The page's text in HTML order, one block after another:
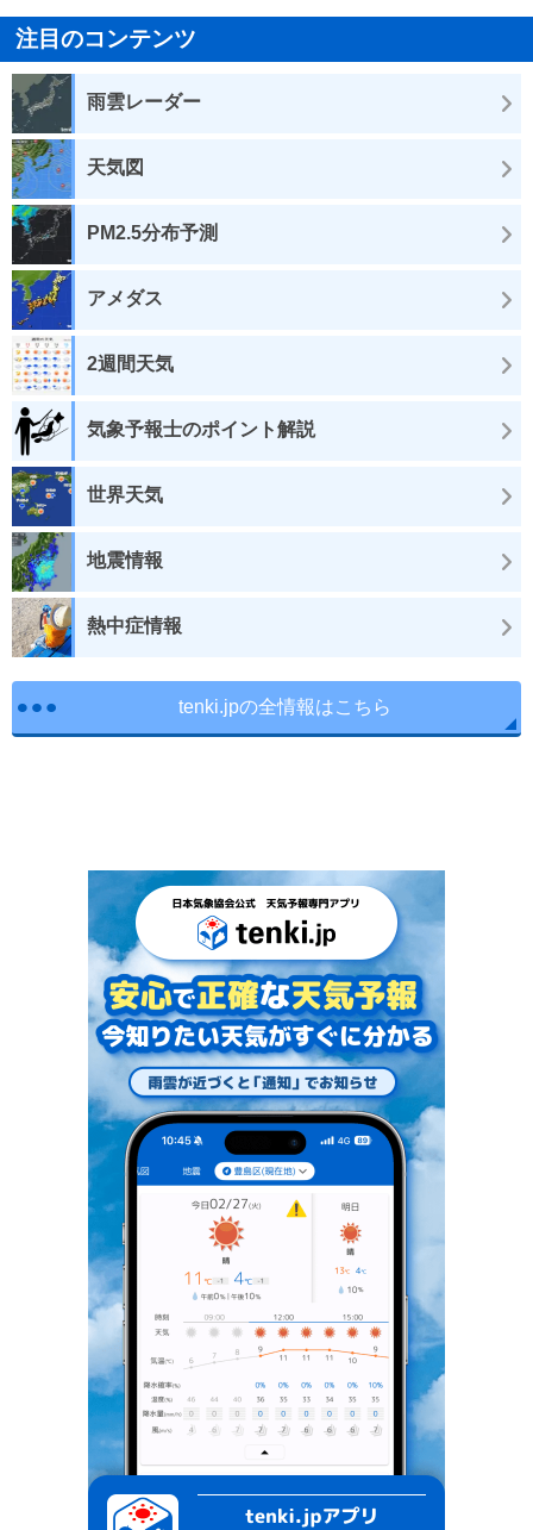
注目のコンテンツ
雨雲レーダー
天気図
PM2.5分布予測
アメダス
2週間天気
気象予報士のポイント解説
世界天気
地震情報
熱中症情報
tenki.jpの全情報はこちら